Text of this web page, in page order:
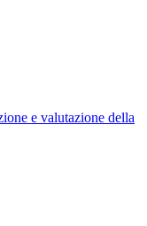
e valutazione della